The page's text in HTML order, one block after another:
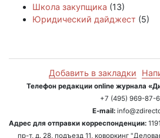
Школа закупщика (13)
Юридический дайджест (5)
Добавить в закладки
Телефон редакции online журнала
+7 (495) 969-87-
E-mail:
Адрес для отправки корреспонденции:
пр-т, д. 28, подъезд 11, коворкинг